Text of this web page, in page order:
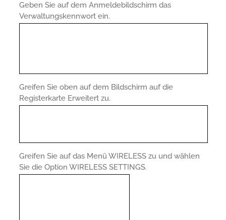
Geben Sie auf dem Anmeldebildschirm das
Verwaltungskennwort ein.
Greifen Sie oben auf dem Bildschirm auf die
Registerkarte Erweitert zu.
Greifen Sie auf das Menü WIRELESS zu und wählen
Sie die Option WIRELESS SETTINGS.